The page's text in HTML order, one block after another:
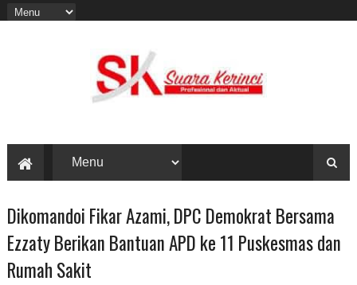
Dikomandoi Fikar Azami, DPC Demokrat Bersama
Ezzaty Berikan Bantuan APD ke 11 Puskesmas dan
Rumah Sakit